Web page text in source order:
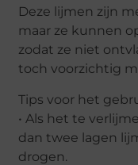
Deze lijmen zijn
maar ze kunnen
zodat ze niet
toch voorzichtig
Tips voor het
• Als het te
dan twee lagen
drogen.